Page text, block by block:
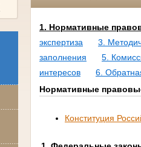
1. Нормативные
экспертиза
3.
заполнения
5.
интересов
6.
Нормативные
Конституция